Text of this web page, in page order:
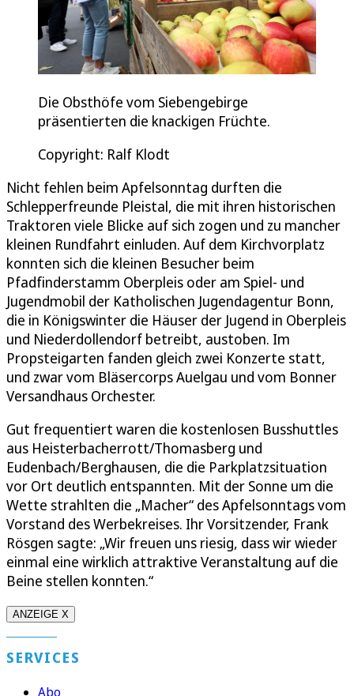
Die Obsthöfe vom Siebengebirge
präsentierten die knackigen Früchte.
Copyright: Ralf Klodt
Nicht fehlen beim Apfelsonntag durften die
Schlepperfreunde Pleistal, die mit ihren historischen
Traktoren viele Blicke auf sich zogen und zu mancher
kleinen Rundfahrt einluden. Auf dem Kirchvorplatz
konnten sich die kleinen Besucher beim
Pfadfinderstamm Oberpleis oder am Spiel- und
Jugendmobil der Katholischen Jugendagentur Bonn,
die in Königswinter die Häuser der Jugend in Oberpleis
und Niederdollendorf betreibt, austoben. Im
Propsteigarten fanden gleich zwei Konzerte statt,
und zwar vom Bläsercorps Auelgau und vom Bonner
Versandhaus Orchester.
Gut frequentiert waren die kostenlosen Busshuttles
aus Heisterbacherrott/Thomasberg und
Eudenbach/Berghausen, die die Parkplatzsituation
vor Ort deutlich entspannten. Mit der Sonne um die
Wette strahlten die „Macher“ des Apfelsonntags vom
Vorstand des Werbekreises. Ihr Vorsitzender, Frank
Rösgen sagte: „Wir freuen uns riesig, dass wir wieder
einmal eine wirklich attraktive Veranstaltung auf die
Beine stellen konnten.“
ANZEIGE X
SERVICES
Abo